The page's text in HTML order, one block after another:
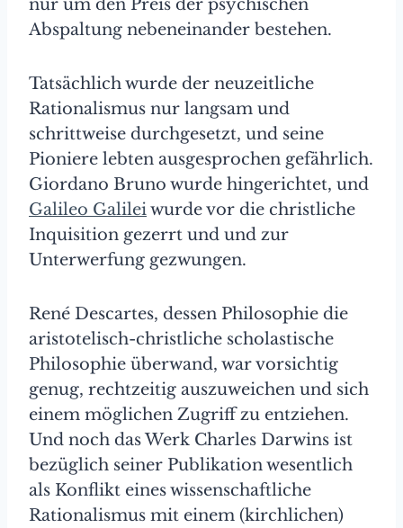
nur um den Preis der psychischen
Abspaltung nebeneinander bestehen.
Tatsächlich wurde der neuzeitliche
Rationalismus nur langsam und
schrittweise durchgesetzt, und seine
Pioniere lebten ausgesprochen gefährlich.
Giordano Bruno wurde hingerichtet, und
Galileo Galileiwurde vor die christliche
Inquisition gezerrt und und zur
Unterwerfung gezwungen.
René Descartes, dessen Philosophie die
aristotelisch-christliche scholastische
Philosophie überwand, war vorsichtig
genug, rechtzeitig auszuweichen und sich
einem möglichen Zugriff zu entziehen.
Und noch das Werk Charles Darwins ist
bezüglich seiner Publikation wesentlich
als Konflikt eines wissenschaftliche
Rationalismus mit einem (kirchlichen)